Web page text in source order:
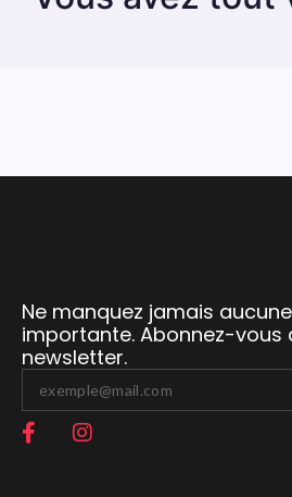
Ne manquez jamais
importante. Abonnez-vous
newsletter.